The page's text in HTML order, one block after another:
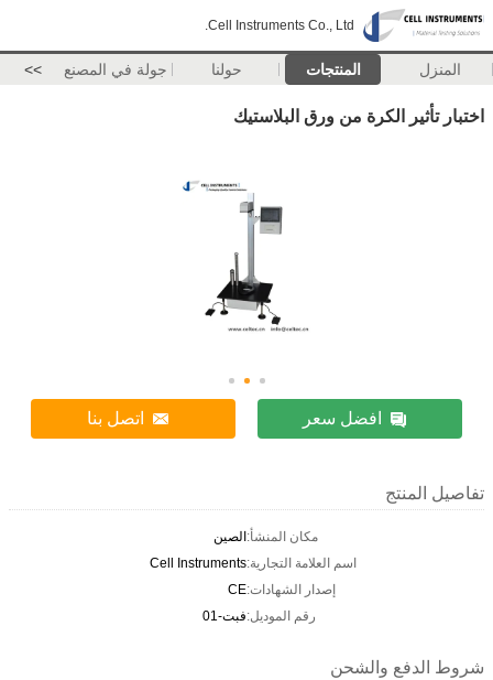
Cell Instruments Co., Ltd.
المنزل المنتجات حولنا جولة في المصنع >>
اختبار تأثير الكرة من ورق البلاستيك
افضل سعر اتصل بنا
تفاصيل المنتج
مكان المنشأ:الصين
اسم العلامة التجارية:Cell Instruments
إصدار الشهادات:CE
رقم الموديل:فبت-01
شروط الدفع والشحن